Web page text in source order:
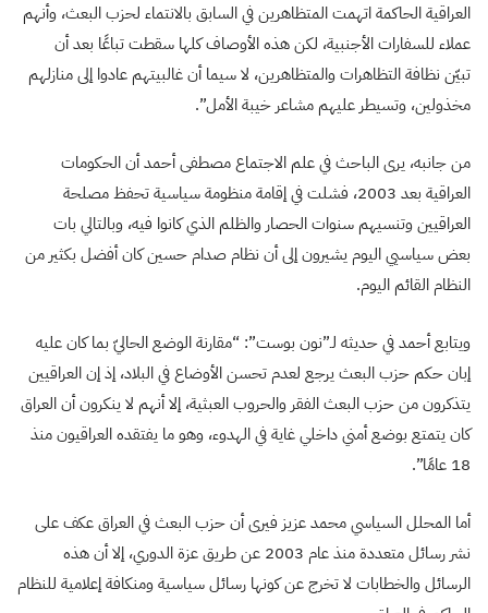
العراقية الحاكمة اتهمت المتظاهرين في السابق بالانتماء لحزب البعث، وأنهم
عملاء للسفارات الأجنبية، لكن هذه الأوصاف كلها سقطت تباعًا بعد أن
تبيّن نظافة التظاهرات والمتظاهرين، لا سيما أن غالبيتهم عادوا إلى منازلهم
مخذولين، وتسيطر عليهم مشاعر خيبة الأمل”.
من جانبه، يرى الباحث في علم الاجتماع مصطفى أحمد أن الحكومات
العراقية بعد 2003، فشلت في إقامة منظومة سياسية تحفظ مصلحة
العراقيين وتنسيهم سنوات الحصار والظلم الذي كانوا فيه، وبالتالي بات
بعض سياسيي اليوم يشيرون إلى أن نظام صدام حسين كان أفضل بكثير من
النظام القائم اليوم.
ويتابع أحمد في حديثه لـ”نون بوست”: “مقارنة الوضع الحاليّ بما كان عليه
إبان حكم حزب البعث يرجع لعدم تحسن الأوضاع في البلاد، إذ إن العراقيين
يتذكرون من حزب البعث الفقر والحروب العبثية، إلا أنهم لا ينكرون أن العراق
كان يتمتع بوضع أمني داخلي غاية في الهدوء، وهو ما يفتقده العراقيون منذ
18 عامًا”.
أما المحلل السياسي محمد عزيز فيرى أن حزب البعث في العراق عكف على
نشر رسائل متعددة منذ عام 2003 عن طريق عزة الدوري، إلا أن هذه
الرسائل والخطابات لا تخرج عن كونها رسائل سياسية ومنكافة إعلامية للنظام